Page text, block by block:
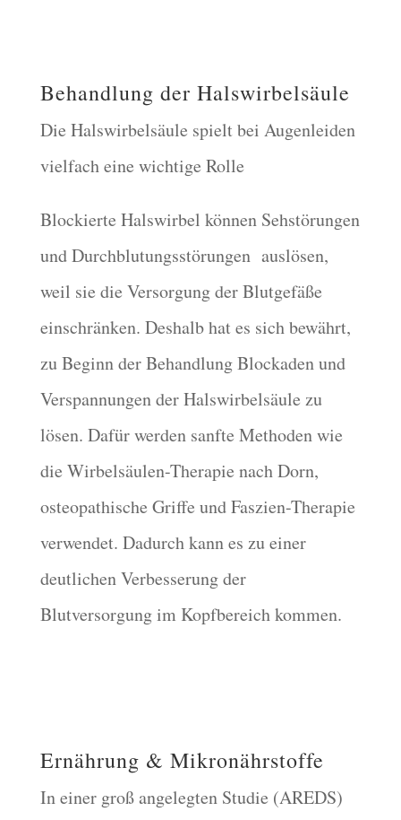
Behandlung der Halswirbelsäule
Die Halswirbelsäule spielt bei Augenleiden
vielfach eine wichtige Rolle
Blockierte Halswirbel können Sehstörungen
und Durchblutungsstörungen auslösen,
weil sie die Versorgung der Blutgefäße
einschränken. Deshalb hat es sich bewährt,
zu Beginn der Behandlung Blockaden und
Verspannungen der Halswirbelsäule zu
lösen. Dafür werden sanfte Methoden wie
die Wirbelsäulen-Therapie nach Dorn,
osteopathische Griffe und Faszien-Therapie
verwendet. Dadurch kann es zu einer
deutlichen Verbesserung der
Blutversorgung im Kopfbereich kommen.
Ernährung & Mikronährstoffe
In einer groß angelegten Studie (AREDS)